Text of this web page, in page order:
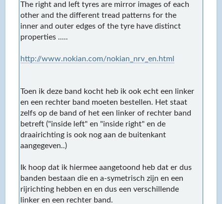
The right and left tyres are mirror images of each
other and the different tread patterns for the
inner and outer edges of the tyre have distinct
properties .....
http://www.nokian.com/nokian_nrv_en.html
Toen ik deze band kocht heb ik ook echt een linker
en een rechter band moeten bestellen. Het staat
zelfs op de band of het een linker of rechter band
betreft ("inside left" en "inside right" en de
draairichting is ook nog aan de buitenkant
aangegeven..)
Ik hoop dat ik hiermee aangetoond heb dat er dus
banden bestaan die en a-symetrisch zijn en een
rijrichting hebben en en dus een verschillende
linker en een rechter band.